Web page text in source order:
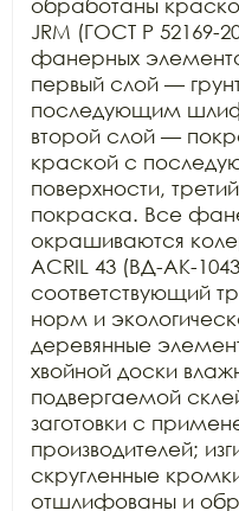
обработаны
JRM (ГОСТ Р 52169-
фанерных
первый слой —
последующим
второй слой —
краской с
поверхности,
покраска. Все
окрашиваются
ACRIL 43 (ВД-АК-
соответствующий
норм и
деревянные
хвойной доски
подвергаемой
заготовки с
производителей;
скругленные
отшлифованы и